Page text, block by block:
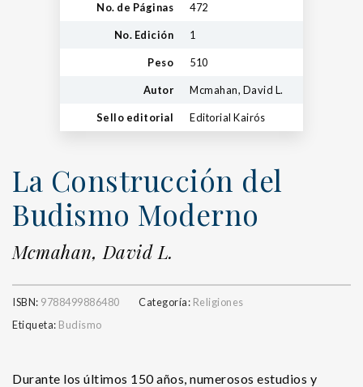
No. de Páginas 472
No. Edición 1
Peso 510
Autor Mcmahan, David L.
Sello editorial Editorial Kairós
La Construcción del
Budismo Moderno
Mcmahan, David L.
ISBN: 9788499886480 Categoría: Religiones
Etiqueta: Budismo
Durante los últimos 150 años, numerosos estudios y